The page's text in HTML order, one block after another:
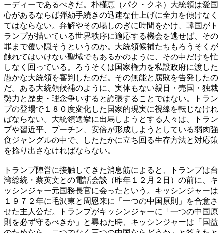
ーディーであるべきだ。朴槿恵（パク・クネ）大統領は愛国
心があるならば弾劾手続きの迅速な仕上げに全力を傾けなく
てはならない。弁解やその場しのぎに時間をかけ、韓国がト
ランプが描いている世界秩序に適応する機会を逃せば、その
罪まで覆い隠そうというのか。大統領候補たちもろうそくが
触れてはいけない聖域でもあるかのように、その中だけを忙
しなく回っている。ろうそくは国家権力を私設政府に渡した
愚かな大統領を審判したのだ。その無能と腐敗を告発したの
だ。ある大統領候補のように、実体もない親日・売国・独裁
勢力と歴史・理念争いすると誇張することではない。トラン
プの登場で１８０度変化した国家的現実に視線を転じなけれ
ばならない。大統領選挙に出馬しようとする人々は、トラン
プや習近平、プーチン、安倍が形成しようとしている弱肉強
食ジャングルの中で、したたかに立ち回る生存方法と対応策
を捻り出さなければならない。
トランプ陣営に接触してきた消息筋によると、トランプは台
湾総統・蔡英文との電話会談（昨年１２月２日）の前に、キ
ッシンジャー元国務長官に会ったという。キッシンジャーは
１９７２年に毛沢東と周恩来に「一つの中国原則」を合意さ
せた主人公だ。トランプがキッシンジャーに「一つの中国原
則を必ず守るべきか」と尋ねた時、キッシンジャーは「国益